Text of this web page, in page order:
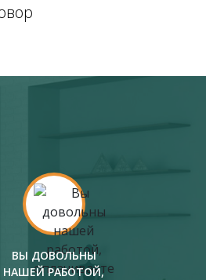
ВЫ ДОВОЛЬНЫ
НАШЕЙ РАБОТОЙ,